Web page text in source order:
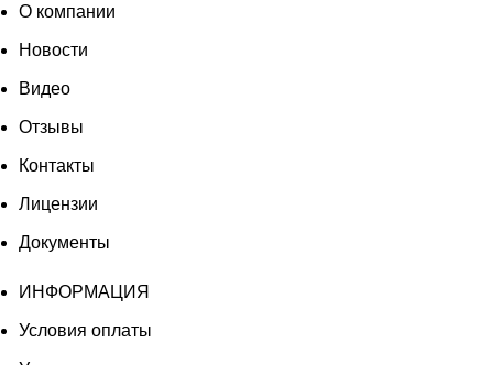
О компании
Новости
Видео
Отзывы
Контакты
Лицензии
Документы
ИНФОРМАЦИЯ
Условия оплаты